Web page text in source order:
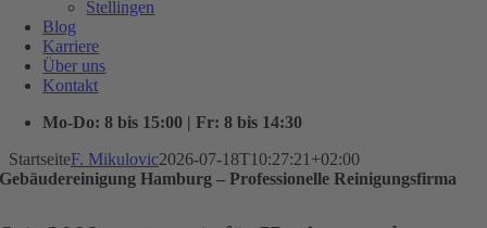
Stellingen
Blog
Karriere
Über uns
Kontakt
Mo-Do: 8 bis 15:00 | Fr: 8 bis 14:30
StartseiteF. Mikulovic2026-07-18T10:27:21+02:00
Gebäudereinigung Hamburg – Professionelle Reinigungsfirma